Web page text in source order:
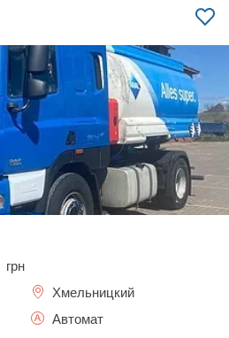
грн
Хмельницкий
Автомат